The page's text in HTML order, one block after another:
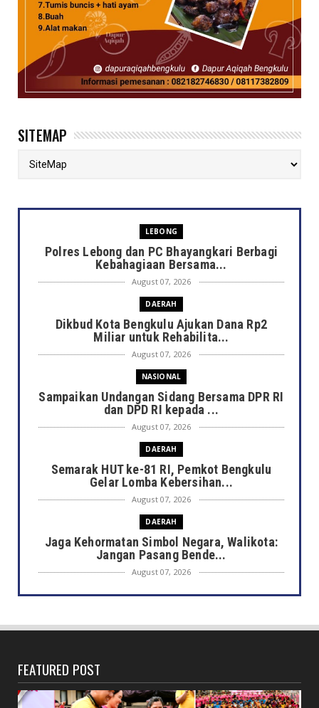
SITEMAP
LEBONG
Polres Lebong dan PC Bhayangkari Berbagi
Kebahagiaan Bersama...
August 07, 2026
DAERAH
Dikbud Kota Bengkulu Ajukan Dana Rp2
Miliar untuk Rehabilita...
August 07, 2026
NASIONAL
Sampaikan Undangan Sidang Bersama DPR RI
dan DPD RI kepada ...
August 07, 2026
DAERAH
Semarak HUT ke-81 RI, Pemkot Bengkulu
Gelar Lomba Kebersihan...
August 07, 2026
DAERAH
Jaga Kehormatan Simbol Negara, Walikota:
Jangan Pasang Bende...
August 07, 2026
DAERAH
Bagikan 5.000 Bendera ...
Saat Amal Masjid Keliru, Nasib Negeri
Mengharu-biru
FEATURED POST